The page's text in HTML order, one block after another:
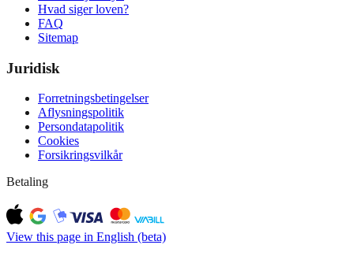
Hvad siger loven?
FAQ
Sitemap
Juridisk
Forretningsbetingelser
Aflysningspolitik
Persondatapolitik
Cookies
Forsikringsvilkår
Betaling
View this page in English (beta)